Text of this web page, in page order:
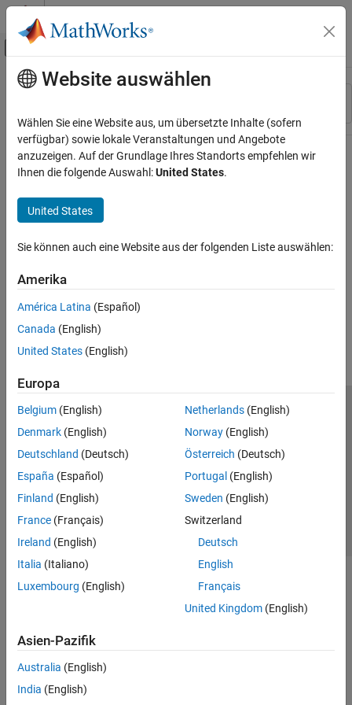
Weiter zum Inhalt
Umschaltung für Off-Canvas-
Ressource
Hauptinhalt
Website auswählen
Wählen Sie eine Website aus, um übersetzte Inhalte (sofern
verfügbar) sowie lokale Veranstaltungen und Angebote
anzuzeigen. Auf der Grundlage Ihres Standorts empfehlen wir
Ihnen die folgende Auswahl:United States.
United States
Sie können auch eine Website aus der folgenden Liste auswählen:
Amerika
América Latina (Español)
Canada (English)
United States (English)
Europa
Belgium (English)
Denmark (English)
Deutschland (Deutsch)
España (Español)
Finland (English)
France (Français)
Ireland (English)
Italia (Italiano)
Luxembourg (English)
Netherlands(English)
Norway(English)
Österreich (Deutsch)
Portugal (English)
Sweden (English)
Switzerland
Deutsch
English
Français
United Kingdom(English)
Asien-Pazifik
Australia (English)
India (English)
Trust Center
Datenschutz-Richtlinien
Datendiebstahl verhindern
Status von Anwendungen
© 1994-2026 The MathWorks, Inc.
Website auswählen
Deutschland